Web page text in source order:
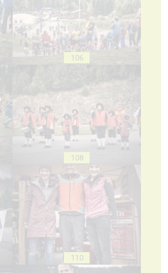
106
108
110